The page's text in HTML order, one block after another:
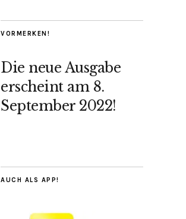
VORMERKEN!
Die neue Ausgabe
erscheint am 8.
September 2022!
AUCH ALS APP!